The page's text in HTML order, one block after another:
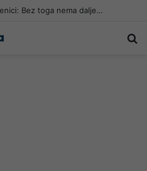
Bez toga nema dalje…